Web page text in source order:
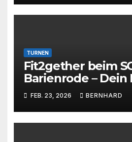
TURNEN
Fit2gether beim
Barienrode – Dein
Deine Energie.
FEB. 23, 2026 BERNHARD